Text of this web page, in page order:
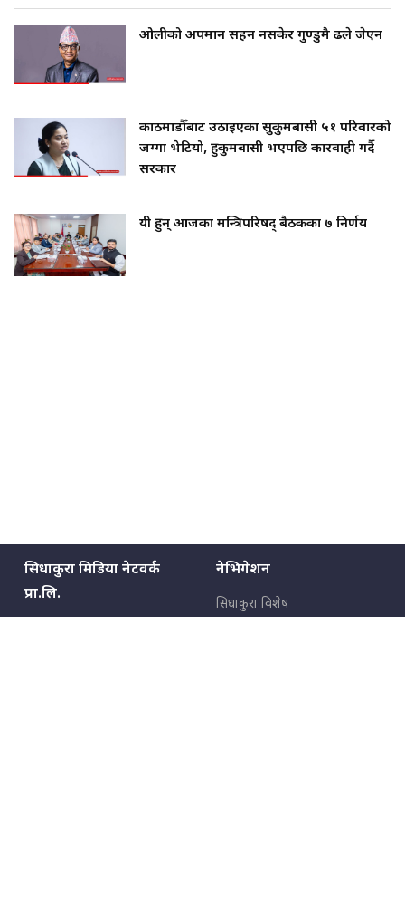
ओलीको अपमान सहन नसकेर गुण्डुमै ढले जेएन
काठमाडौँबाट उठाइएका सुकुमबासी ५१ परिवारको
जग्गा भेटियो, हुकुमबासी भएपछि कारवाही गर्दै
सरकार
यी हुन् आजका मन्त्रिपरिषद् बैठकका ७ निर्णय
सिधाकुरा मिडिया नेटवर्क
प्रा.लि.
नेभिगेशन
सिधाकुरा विशेष